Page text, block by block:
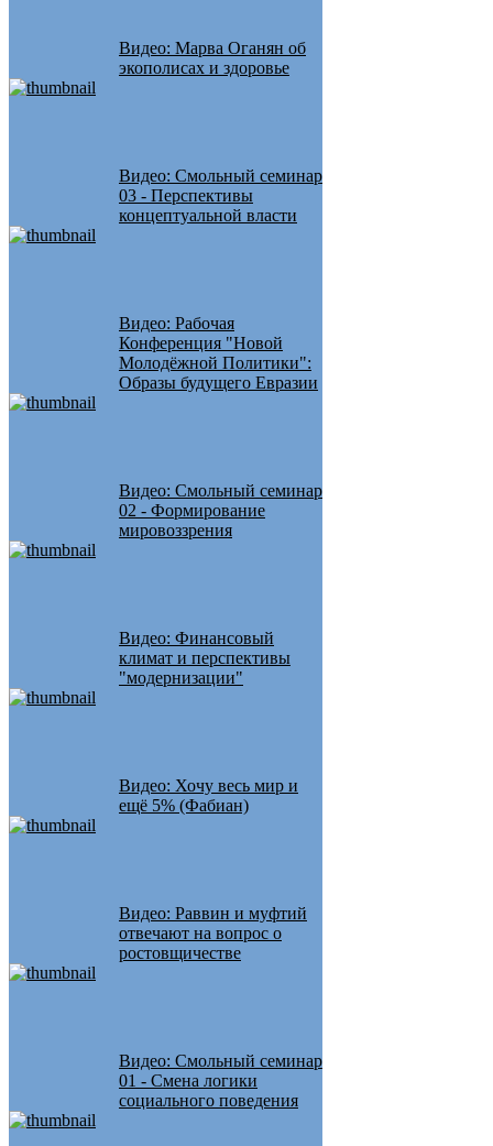
Видео: Марва Оганян об
экополисах и здоровье
Видео: Смольный семинар
03 - Перспективы
концептуальной власти
Видео: Рабочая
Конференция "Новой
Молодёжной Политики":
Образы будущего Евразии
Видео: Смольный семинар
02 - Формирование
мировоззрения
Видео: Финансовый
климат и перспективы
"модернизации"
Видео: Хочу весь мир и
ещё 5% (Фабиан)
Видео: Раввин и муфтий
отвечают на вопрос о
ростовщичестве
Видео: Смольный семинар
01 - Смена логики
социального поведения